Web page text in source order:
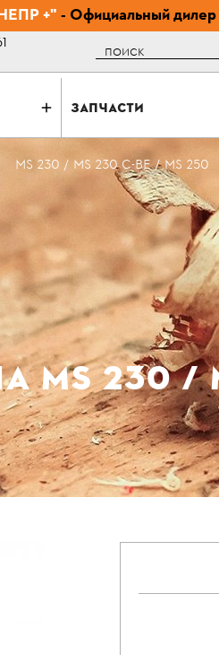
+"- Официальный
Поиск
ЗАПЧАСТИ
MS 230 / MS 230 C-BE / MS 250
MS 230 /